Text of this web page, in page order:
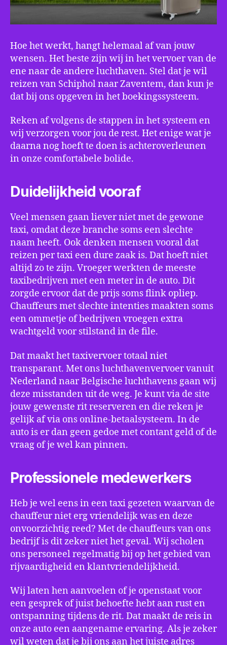
Hoe het werkt, hangt helemaal af van jouw
wensen. Het beste zijn wij in het vervoer van de
ene naar de andere luchthaven. Stel dat je wil
reizen van Schiphol naar Zaventem, dan kun je
dat bij ons opgeven in het boekingssysteem.
Reken af volgens de stappen in het systeem en
wij verzorgen voor jou de rest. Het enige wat je
daarna nog hoeft te doen is achteroverleunen
in onze comfortabele bolide.
Duidelijkheid vooraf
Veel mensen gaan liever niet met de gewone
taxi, omdat deze branche soms een slechte
naam heeft. Ook denken mensen vooral dat
reizen per taxi een dure zaak is. Dat hoeft niet
altijd zo te zijn. Vroeger werkten de meeste
taxibedrijven met een meter in de auto. Dit
zorgde ervoor dat de prijs soms flink opliep.
Chauffeurs met slechte intenties maakten soms
een ommetje of bedrijven vroegen extra
wachtgeld voor stilstand in de file.
Dat maakt het taxivervoer totaal niet
transparant. Met ons luchthavenvervoer vanuit
Nederland naar Belgische luchthavens gaan wij
deze misstanden uit de weg. Je kunt via de site
jouw gewenste rit reserveren en die reken je
gelijk af via ons online-betaalsysteem. In de
auto is er dan geen gedoe met contant geld of de
vraag of je wel kan pinnen.
Professionele medewerkers
Heb je wel eens in een taxi gezeten waarvan de
chauffeur niet erg vriendelijk was en deze
onvoorzichtig reed? Met de chauffeurs van ons
bedrijf is dit zeker niet het geval. Wij scholen
ons personeel regelmatig bij op het gebied van
rijvaardigheid en klantvriendelijkheid.
Wij laten hen aanvoelen of je openstaat voor
een gesprek of juist behoefte hebt aan rust en
ontspanning tijdens de rit. Dat maakt de reis in
onze auto een aangename ervaring. Als je zeker
wil weten dat je bij ons aan het juiste adres